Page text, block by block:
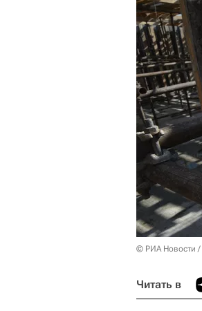
© РИА Новости /
Читать в